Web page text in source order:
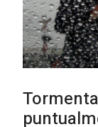
03-08-